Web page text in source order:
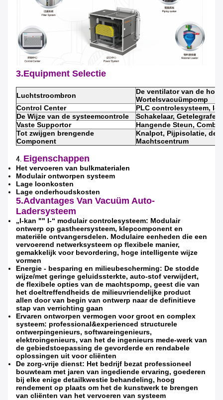
3.Equipment Selectie
Luchtstroombron
De ventilator van de
Wortelsvacuümpomp
Control Center
PLC controlesysteem, I-
De Wijze van de systeemcontrole
Schakelaar,
Vaste Supportor
Hangende Steun,
Tot zwijgen brengende
Component
Knalpot, Pijpisolatie, de
Machtscentrum
4. Eigenschappen
Het vervoeren van bulkmaterialen
Modulair ontworpen systeem
Lage loonkosten
Lage onderhoudskosten
5.Advantages Van Vacuüm Auto-
Ladersysteem
„I-kan "" I-“ modulair controlesysteem: Modulair
ontwerp op gastheersysteem, klepcomponent en
materiële ontvangersdelen. Modulaire eenheden die een
vervoerend netwerksysteem op flexibele manier,
gemakkelijk voor bevordering, hoge intelligente wijze
vormen
Energie - besparing en milieubescherming: De stodde
wijze/met geringe geluidssterkte, auto-stof verwijdert,
de flexibele opties van de machtspomp, geest die van
het doeltreffendheids de milieuvriendelijke product
allen door van begin van ontwerp naar de definitieve
stap van verrichting gaan
Ervaren ontworpen vermogen voor groot en complex
systeem: professional&experienced structurele
ontwerpingenieurs, softwareingenieurs,
elektroingenieurs, van het de ingenieurs mede-werk van
de gebiedstoepassing de gevorderde en rendabele
oplossingen uit voor cliënten
De zorg-vrije dienst: Het bedrijf bezat professioneel
bouwteam met jaren van ingediende ervaring, goederen
bij elke enige detailkwestie behandeling, hoog
rendement op plaats om het de kunstwerk te brengen
van cliënten van het vervoeren van systeem